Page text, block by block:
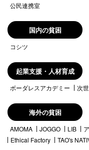
公民連携室
国内の貧困
コシツ
起業支援・人材育成
ボーダレスアカデミー 次
海外の貧困
AMOMA JOGGO LIB
Ethical Factory
TAO's